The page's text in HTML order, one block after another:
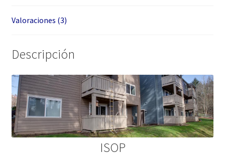
cantidad
Valoraciones (3)
Descripción
ISOP